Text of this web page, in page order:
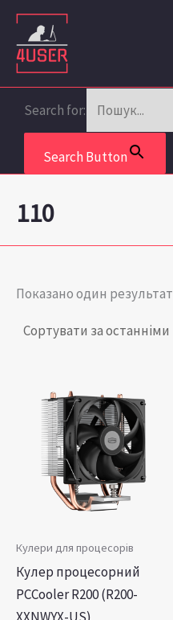
Перейти
вмісту
Search for:
Search Button
110
Показано один результат
Кулери для процесорів
Кулер процесорний
PCCooler R200 (R200-